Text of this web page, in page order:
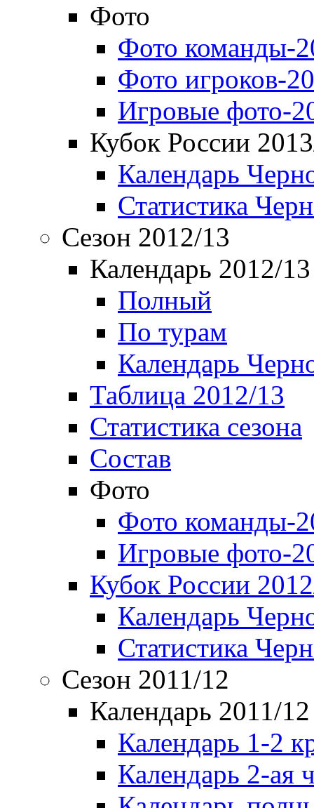
Фото
Фото команды-
Фото игроков-
Игровые фото-
Кубок России
Календарь
Статистика
Сезон 2012/13
Календарь 2012/13
Полный
По турам
Календарь
Таблица 2012/13
Статистика сезона
Состав
Фото
Фото команды-
Игровые фото-
Кубок России
Календарь
Статистика
Сезон 2011/12
Календарь 2011/12
Календарь 1-2
Календарь 2-ая